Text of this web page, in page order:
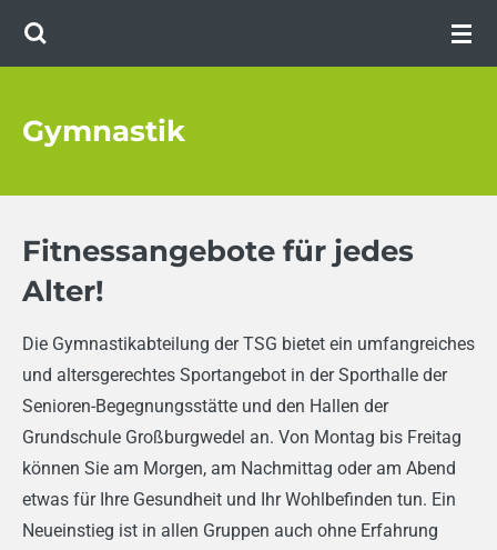
Zum
Gymnastik
Fitnessangebote für jedes
Alter!
Die Gymnastikabteilung der TSG bietet ein umfangreiches
und altersgerechtes Sportangebot in der Sporthalle der
Senioren-Begegnungsstätte und den Hallen der
Grundschule Großburgwedel an. Von Montag bis Freitag
können Sie am Morgen, am Nachmittag oder am Abend
etwas für Ihre Gesundheit und Ihr Wohlbefinden tun. Ein
Neueinstieg ist in allen Gruppen auch ohne Erfahrung